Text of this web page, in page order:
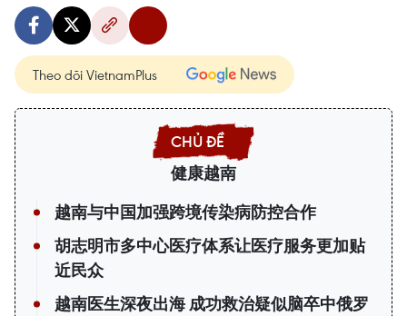
Theo dõi VietnamPlus
健康越南
越南与中国加强跨境传染病防控合作
胡志明市多中心医疗体系让医疗服务更加贴
近民众
越南医生深夜出海 成功救治疑似脑卒中俄罗